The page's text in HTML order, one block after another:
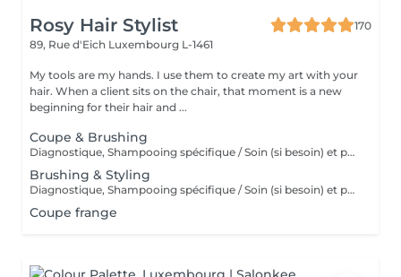
Rosy Hair Stylist
170
89, Rue d'Eich Luxembourg L-1461
My tools are my hands. I use them to create my art with your
hair. When a client sits on the chair, that moment is a new
beginning for their hair and ...
Coupe & Brushing
Diagnostique, Shampooing spécifique / Soin (si besoin) et produits de coiffage inclus.
Brushing & Styling
Diagnostique, Shampooing spécifique / Soin (si besoin) et produits de coiffage inclus.
Coupe frange